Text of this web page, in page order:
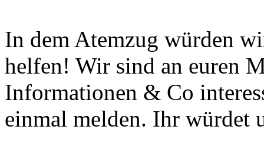
In dem Atemzug würden
helfen! Wir sind an euren
Informationen & Co
einmal melden. Ihr würdet